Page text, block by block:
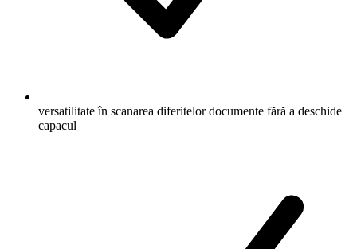
versatilitate în scanarea diferitelor documente fără a deschide
capacul